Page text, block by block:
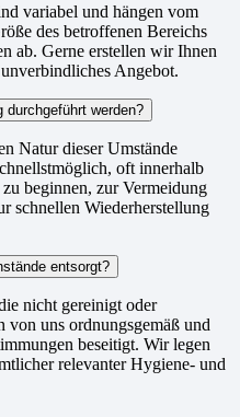
variabel und hängen vom
des betroffenen Bereichs
ab. Gerne erstellen wir Ihnen
Angebot.
durchgeführt werden?
Natur dieser Umstände
oft innerhalb
beginnen, zur Vermeidung
schnellen Wiederherstellung
entsorgt?
nicht gereinigt oder
uns ordnungsgemäß und
beseitigt. Wir legen
relevanter Hygiene- und